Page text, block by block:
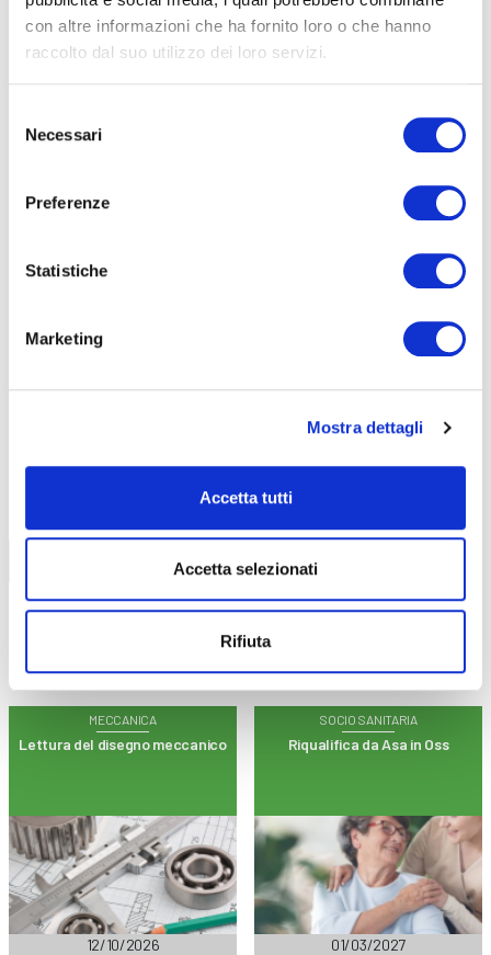
con altre informazioni che ha fornito loro o che hanno
raccolto dal suo utilizzo dei loro servizi.
delNecessari
Preferenze
Statistiche
Marketing
Mostra dettagli
Accetta tutti
Accetta selezionati
Rifiuta
Seleziona e filtra per:
DOPO LA TERZA MEDIA
SICUREZZA
ONLINE
CALENDARIOCORSI
Trova il tuo corso
MECCANICA
Lettura del disegno meccanico
12/10/2026
SOCIO SANITARIA
Riqualifica da Asa in Oss
01/03/2027